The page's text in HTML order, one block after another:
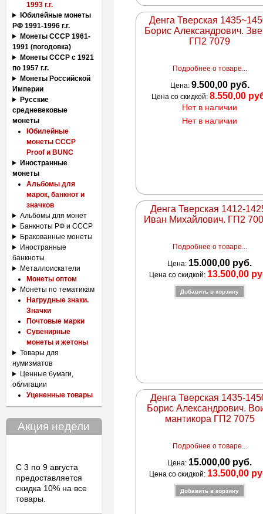
1993 г.г.
Юбилейные монеты
РФ 1991-1996 г.г.
Монеты СССР 1961-
1991 (погодовка)
Монеты СССР с 1921
по 1957 г.г.
Монеты Российской
Империи
Русские
средневековые
монеты
Юбилейные
монеты СССР
Proof и BUNC
Иностранные
монеты
Альбомы для
марок, банкнот и
значков
Альбомы для монет
Банкноты РФ и СССР
Бракованные монеты
Иностранные
банкноты
Металлоискатели
Монеты оптом
Монеты по тематикам
Нагрудные знаки.
Значки
Почтовые марки
Сувенирные
монеты и жетоны
Товары для
нумизматов
Ценные бумаги,
облигации
Уцененные товары
Акция недели
С 3 по 9 августа
предоставляется
скидка 10% на все
товары.
Денга Тверская
Борис Александрович.
ГП2 7079
Подробнее о товаре...
Цена: 9.500,00 руб.
Цена со скидкой:8.550,00
Нет в наличии
Нет в наличии
Денга Тверская 1412-
Иван Михайлович. ГП2
Подробнее о товаре...
Цена: 15.000,00 руб.
Цена со скидкой: 13.500,00
Денга Тверская 1435-
Борис Александрович.
мантикора ГП2 7075
Подробнее о товаре...
Цена: 15.000,00 руб.
Цена со скидкой: 13.500,00